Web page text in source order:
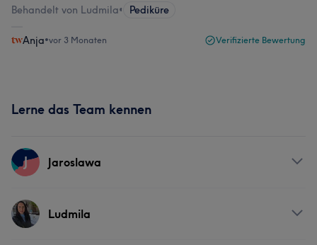
Behandelt von Ludmila• Pediküre
Anja•vor 3 Monaten Verifizierte Bewertung
Lerne das Team kennen
J Jaroslawa
ServicesLudmila